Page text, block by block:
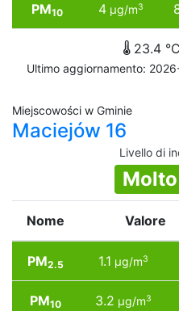
PM10 4µg/m3
23.4
Ultimo aggiornamento:
Miejscowości w Gminie
Maciejów 16
Livello di
Nome Valore
PM2.5 1.1 µg/m3
PM10 3.2 µg/m3